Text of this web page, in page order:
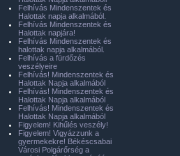
Felhívás Mindenszentek és
Halottak napja alkalmából.
Felhívás Mindenszentek és
Halottak napjára!
Felhívás Mindenszentek és
halottak napja alkalmából.
Felhívás a fürdőzés
veszélyeire
Felhívás! Mindenszentek és
Halottak Napja alkalmából
Felhívás! Mindenszentek és
Halottak Napja alkalmából
Felhívás! Mindenszentek és
Halottak Napja alkalmából
Figyelem! Kihűlés veszély!
Figyelem! Vigyázzunk a
gyermekekre! Békéscsabai
Városi Polgárőrség a